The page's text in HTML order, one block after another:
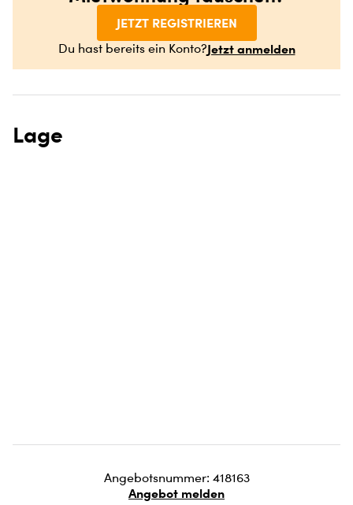
JETZT REGISTRIEREN
Du hast bereits ein Konto?Jetzt anmelden
Lage
Angebotsnummer: 418163
Angebot melden